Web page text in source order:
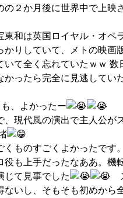
２か月後に世界中で上映
和は英国ロイヤル・オペ
りしていて、メトの映画
いて全く忘れていたｗｗ 数
ったら完全に見逃してい
、よかったー
現代風の演出で主人公が
ものすごくよかったです
も上手だったなああ。機
じて見事でした
ないし、そもそも初めから